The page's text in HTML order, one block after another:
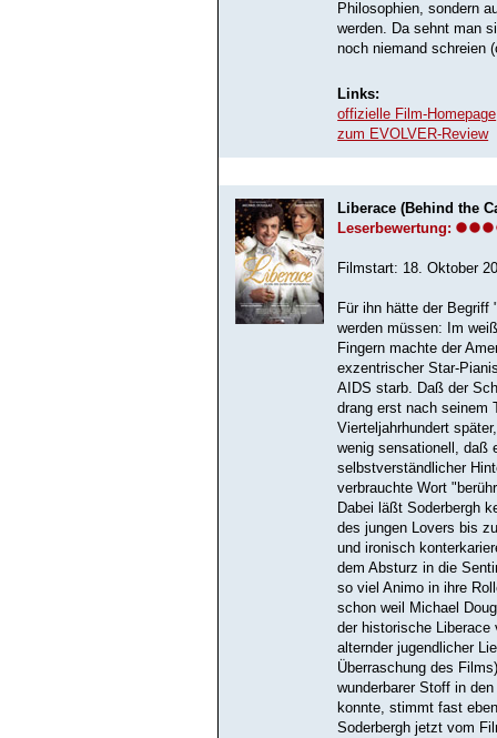
Philosophien, sondern
werden. Da sehnt man
noch niemand schreien
Links:
offizielle Film-Homepage
zum EVOLVER-Review
Liberace (Behind the
Leserbewertung:
Filmstart: 18. Oktober
Für ihn hätte der
werden müssen: Im
Fingern machte der
exzentrischer Star-
AIDS starb. Daß der
drang erst nach seinem
Vierteljahrhundert
wenig sensationell, daß
selbstverständlicher
verbrauchte Wort
Dabei läßt Soderbergh
des jungen Lovers bis
und ironisch
dem Absturz in die
so viel Animo in ihre
schon weil Michael
der historische
alternder jugendlicher
Überraschung des
wunderbarer Stoff in
konnte, stimmt fast
Soderbergh jetzt vom